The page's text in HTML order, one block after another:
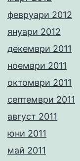
февруари 2012
януари 2012
декември 2011
ноември 2011
октомври 2011
септември 2011
август 2011
юни 2011
май 2011